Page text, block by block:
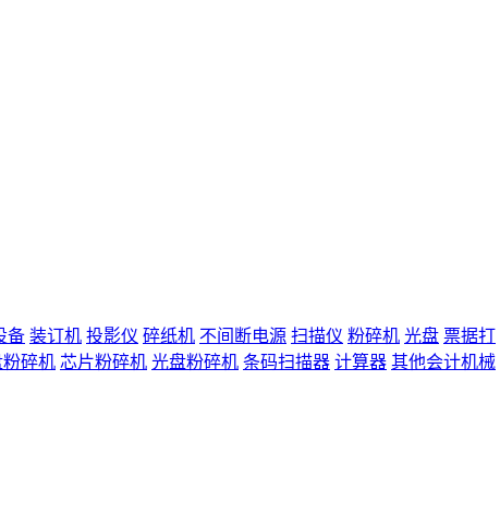
备 装订机 投影仪 碎纸机 不间断电源 扫描仪 粉碎机 光盘 票据打
碎机 芯片粉碎机 光盘粉碎机 条码扫描器 计算器 其他会计机械